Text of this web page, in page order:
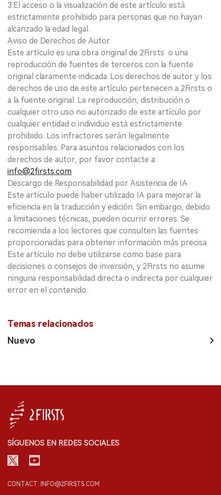
3.El acceso o la visualización de este artículo está
estrictamente prohibido para personas que no hayan
alcanzado la edad legal.
Aviso de Derechos de Autor
Este artículo es una obra original de 2Firsts o una
reproducción de fuentes de terceros con la fuente
original claramente indicada. Los derechos de autor y los
derechos de uso de este artículo pertenecen a 2Firsts o
a la fuente original. La reproducción, distribución o
cualquier otro uso no autorizado de este artículo por
cualquier entidad o individuo está estrictamente
prohibido. Los infractores serán legalmente
responsables. Para asuntos relacionados con los
derechos de autor, por favor contacte a:
info@2firsts.com
Descargo de Responsabilidad por Asistencia de IA
Este artículo puede haber utilizado IA para mejorar la
eficiencia en la traducción y edición. Sin embargo, debido
a limitaciones técnicas, pueden ocurrir errores. Se
recomienda a los lectores que consulten las fuentes
proporcionadas para obtener información más precisa.
Este artículo no debe utilizarse como base para
decisiones o consejos de inversión, y 2Firsts no asume
ninguna responsabilidad directa o indirecta por cualquier
error en el contenido.
Temas relacionados
Nuevo
SÍGUENOS EN REDES SOCIALES
CONTACT: INFO@2FIRSTS.COM